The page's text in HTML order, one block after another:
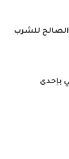
للشرب
بإحدى